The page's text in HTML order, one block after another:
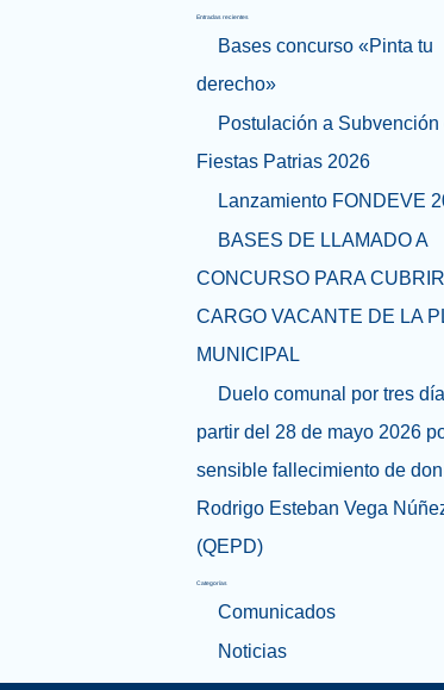
Entradas recientes
Bases concurso «Pinta tu
derecho»
Postulación a Subvención
Fiestas Patrias 2026
Lanzamiento FONDEVE
BASES DE LLAMADO A
CONCURSO PARA CUBRIR
CARGO VACANTE DE LA
MUNICIPAL
Duelo comunal por tres
partir del 28 de mayo 2026
sensible fallecimiento de don
Rodrigo Esteban Vega
(QEPD)
Categorías
Comunicados
Noticias